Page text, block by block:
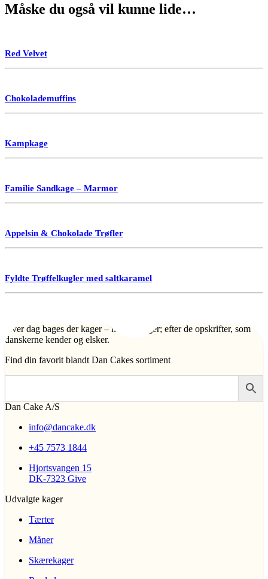
Måske du også vil kunne lide…
Red Velvet
Chokolademuffins
Kampkage
Familie Sandkage – Marmor
Appelsin & Chokolade Trøfler
Fyldte Trøffelkugler med saltkaramel
Hver dag bages der kager – mange kager; efter de opskrifter, som
danskerne kender og elsker.
Find din favorit blandt Dan Cakes sortiment
Dan Cake A/S
info@dancake.dk
+45 7573 1844
Hjortsvangen 15
DK-7323 Give
Udvalgte kager
Tærter
Måner
Skærekager